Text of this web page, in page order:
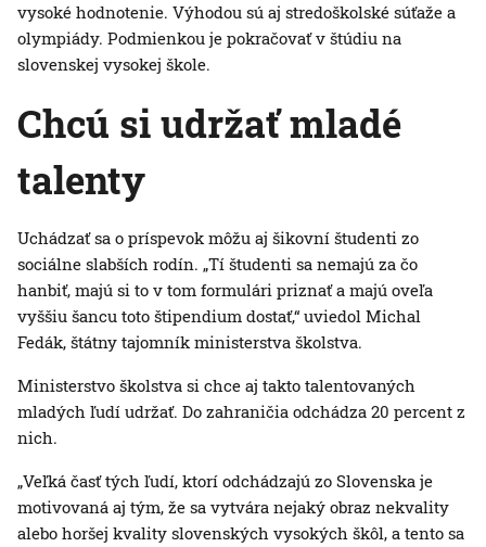
vysoké hodnotenie. Výhodou sú aj stredoškolské súťaže a
olympiády. Podmienkou je pokračovať v štúdiu na
slovenskej vysokej škole.
Chcú si udržať mladé
talenty
Uchádzať sa o príspevok môžu aj šikovní študenti zo
sociálne slabších rodín. „Tí študenti sa nemajú za čo
hanbiť, majú si to v tom formulári priznať a majú oveľa
vyššiu šancu toto štipendium dostať,“ uviedol Michal
Fedák, štátny tajomník ministerstva školstva.
Ministerstvo školstva si chce aj takto talentovaných
mladých ľudí udržať. Do zahraničia odchádza 20 percent z
nich.
„Veľká časť tých ľudí, ktorí odchádzajú zo Slovenska je
motivovaná aj tým, že sa vytvára nejaký obraz nekvality
alebo horšej kvality slovenských vysokých škôl, a tento sa